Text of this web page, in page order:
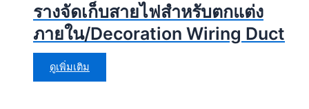
รางจัดเก็บสายไฟสำหรับตกแต่ง
ภายใน/Decoration Wiring Duct
ดูเพิ่มเติม